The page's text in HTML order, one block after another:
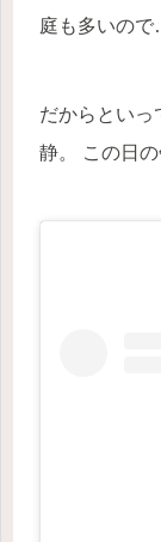
庭も多いので
だからといっ
静。 この日